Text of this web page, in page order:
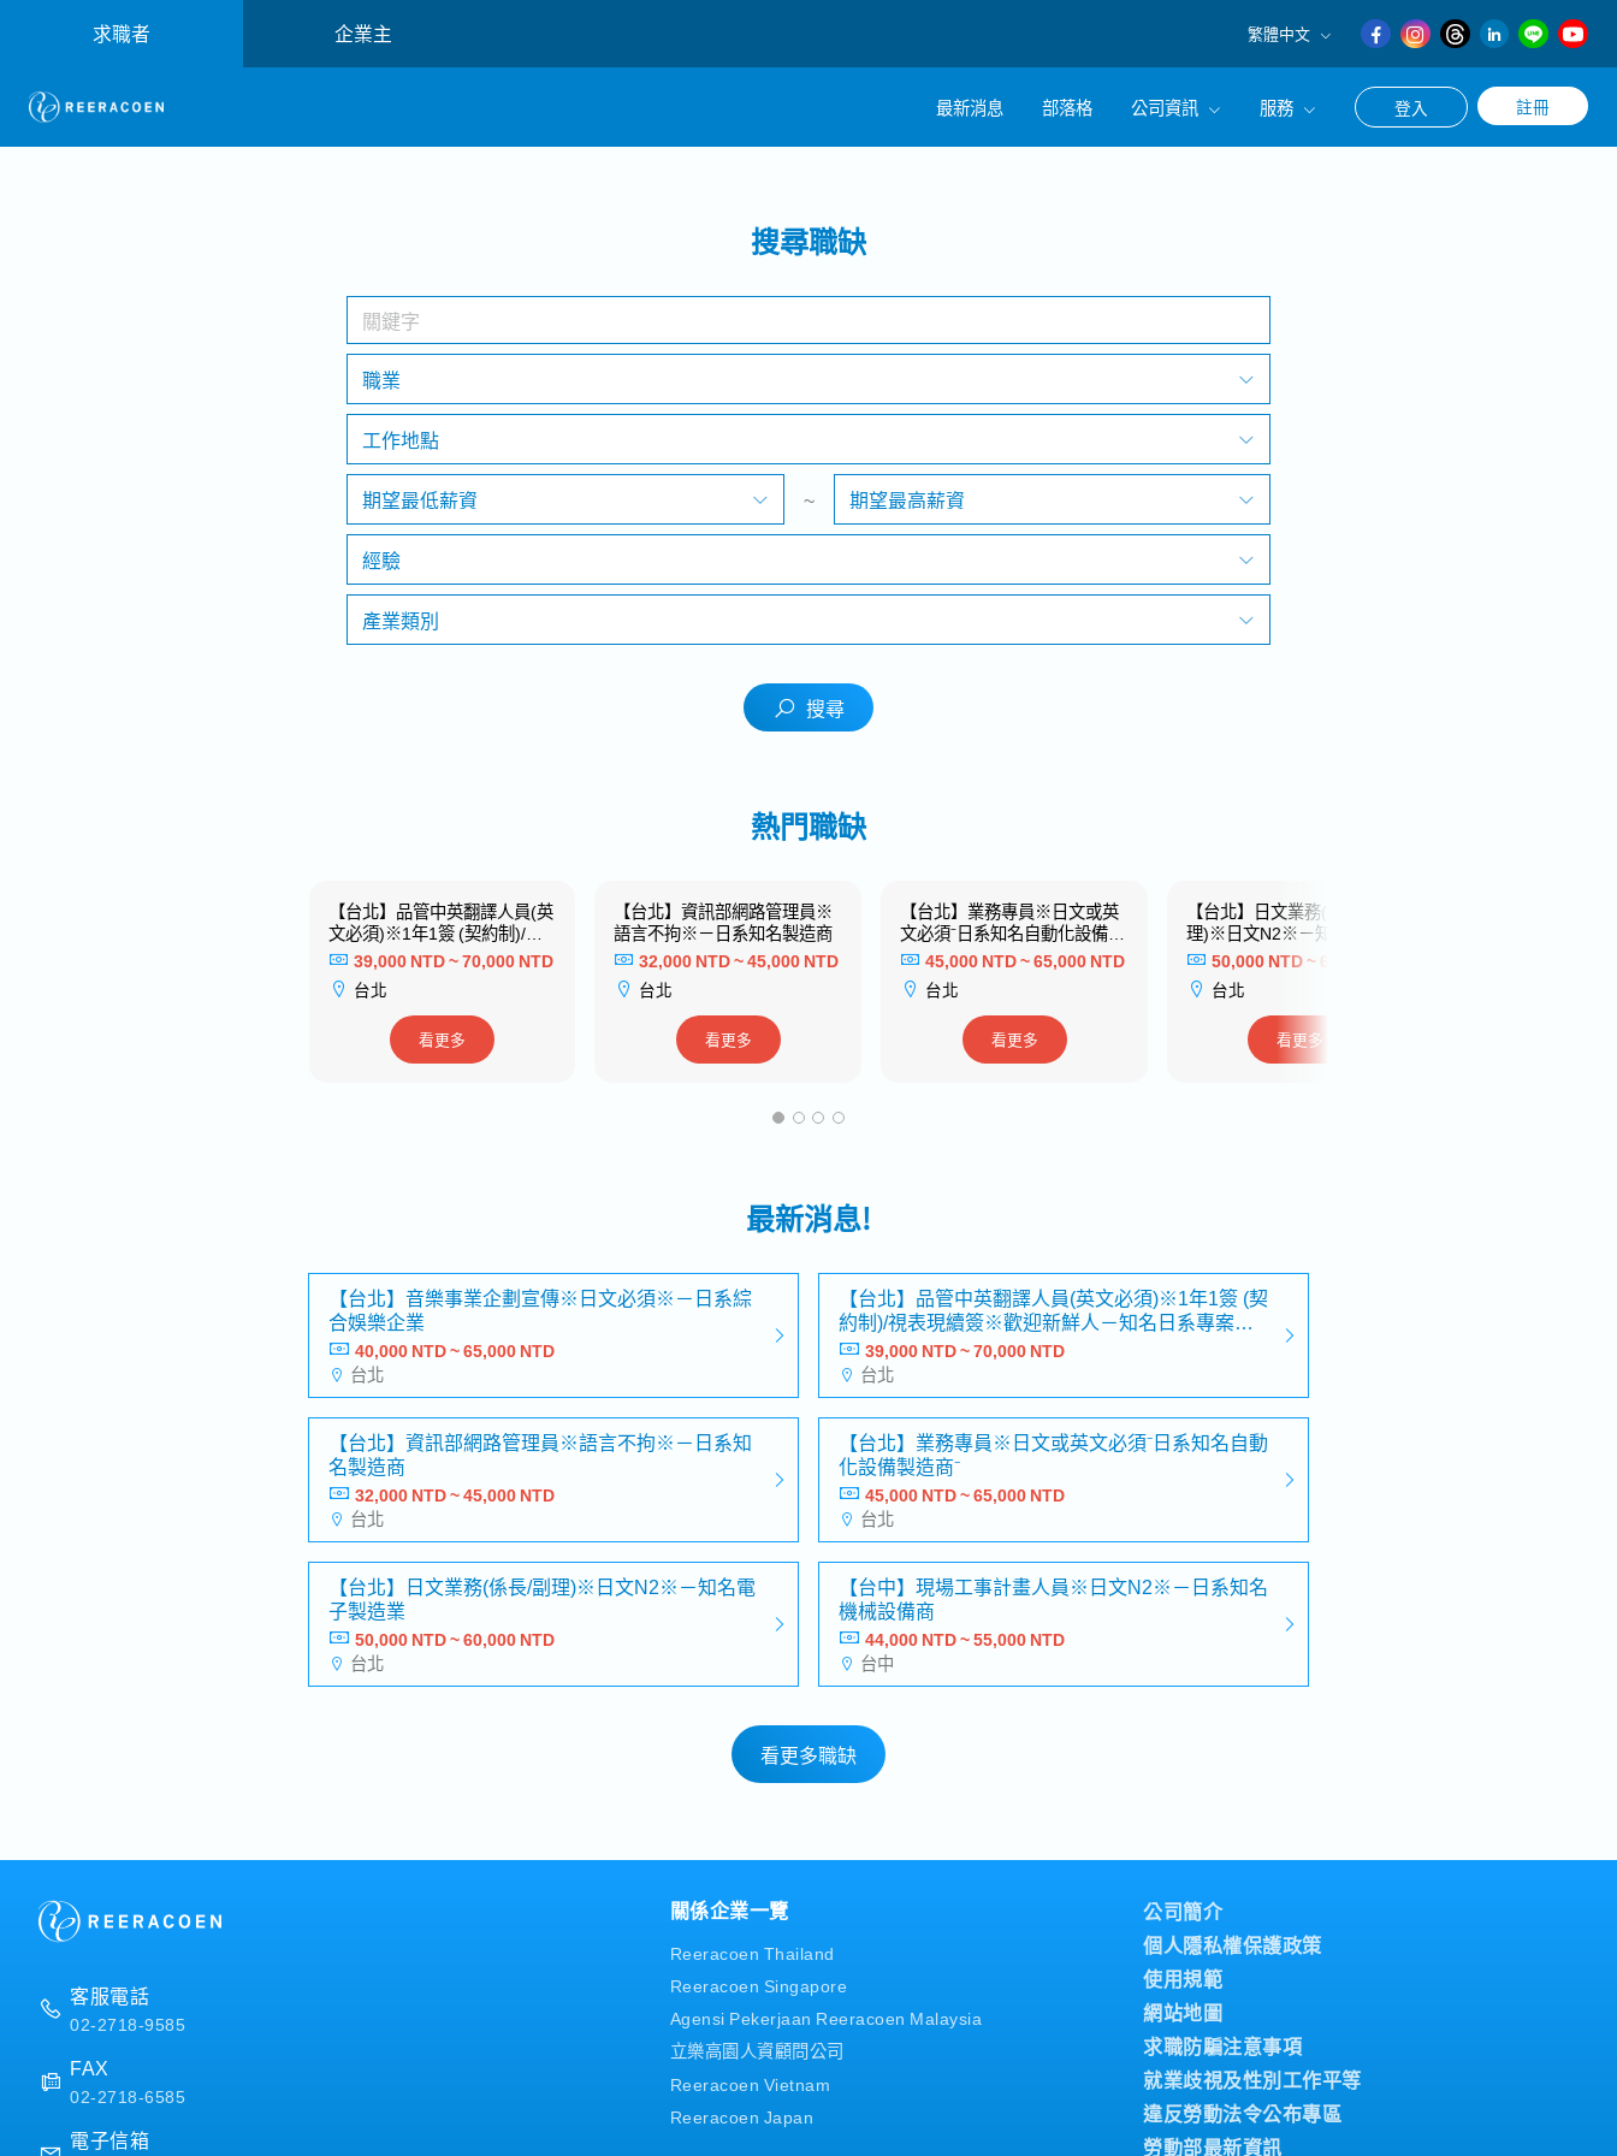
求職者 企業主 繁體中文
English
日本語
最新消息 部落格 公司資訊 服務 登入 註冊
搜尋職缺
職業
工作地點
期望最低薪資 ~ 期望最高薪資
經驗
產業類別
搜尋
熱門職缺
【台北】品管中英翻譯人員(英
文必須)※1年1簽 (契約制)/視
表現續簽※歡迎新鮮人－知名
日系專案工程
39,000 NTD ~ 70,000 NTD
台北
看更多
【台北】資訊部網路管理員※
語言不拘※－日系知名製造商
32,000 NTD ~ 45,000 NTD
台北
看更多
【台北】業務專員※日文或英
文必須⁻日系知名自動化設備製
造商⁻45,000 NTD ~ 65,000 NTD
台北
看更多
【台北】日文業務(係長/副
理)※日文N2※－知名電子製
造業50,000 NTD ~ 60,000 NTD
台北
看更多
最新消息!
【台北】音樂事業企劃宣傳※日文必須※－日系綜
合娛樂企業
40,000 NTD ~ 65,000 NTD
台北
【台北】品管中英翻譯人員(英文必須)※1年1簽 (契
約制)/視表現續簽※歡迎新鮮人－知名日系專案工
程 39,000 NTD ~ 70,000 NTD
台北
【台北】資訊部網路管理員※語言不拘※－日系知
名製造商
32,000 NTD ~ 45,000 NTD
台北
【台北】業務專員※日文或英文必須⁻日系知名自動
化設備製造商⁻
45,000 NTD ~ 65,000 NTD
台北
【台北】日文業務(係長/副理)※日文N2※－知名電
子製造業
50,000 NTD ~ 60,000 NTD
台北
【台中】現場工事計畫人員※日文N2※－日系知名
機械設備商
44,000 NTD ~ 55,000 NTD
台中
看更多職缺
客服電話
02-2718-9585
FAX
02-2718-6585
電子信箱
關係企業一覽
Reeracoen Thailand
Reeracoen Singapore
Agensi Pekerjaan Reeracoen Malaysia
立樂高園人資顧問公司
Reeracoen Vietnam
Reeracoen Japan
公司簡介
個人隱私權保護政策
使用規範
網站地圖
求職防騙注意事項
就業歧視及性別工作平等
違反勞動法令公布專區
勞動部最新資訊